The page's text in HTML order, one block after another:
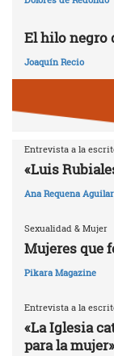
El hilo negro
Joaquín Recio
Entrevista a la
«Luis
Ana Requena Aguilar
Sexualidad & Mujer
Mujeres que
Pikara Magazine
Entrevista a la
«La Iglesia
para la mujer»